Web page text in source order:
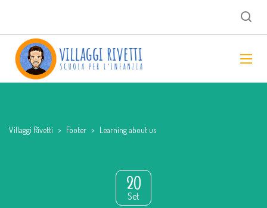
Villaggi Rivetti > Footer > Learning about us
20
Set